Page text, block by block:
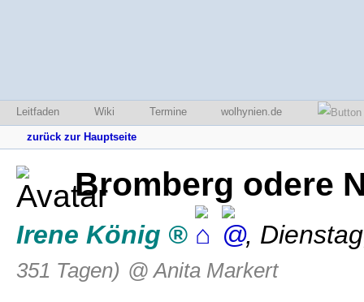
Leitfaden Wiki Termine wolhynien.de
zurück zur Hauptseite
Bromberg odere
Irene König ,
351 Tagen) @ Anita Markert